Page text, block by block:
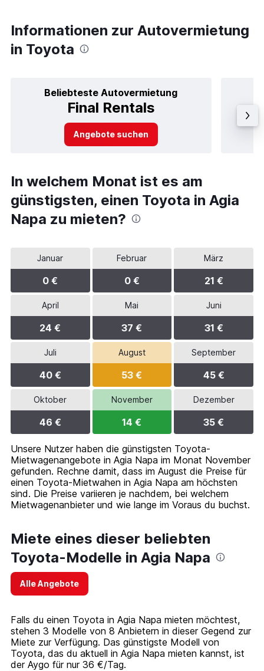
Informationen zur Autovermietung
in Toyota
Beliebteste Autovermietung
Final Rentals
Angebote suchen
In welchem Monat ist es am
günstigsten, einen Toyota in Agia
Napa zu mieten?
Januar
0 €
Februar
0 €
März
21 €
April
24 €
Mai
37 €
Juni
31 €
Juli
40 €
August
53 €
September
45 €
Oktober
46 €
November
14 €
Dezember
35 €
Unsere Nutzer haben die günstigsten Toyota-
Mietwagenangebote in Agia Napa im Monat November
gefunden. Rechne damit, dass im August die Preise für
einen Toyota-Mietwahen in Agia Napa am höchsten
sind. Die Preise variieren je nachdem, bei welchem
Mietwagenanbieter und wie lange im Voraus du buchst.
Miete eines dieser beliebten
Toyota-Modelle in Agia Napa
Alle Angebote
Falls du einen Toyota in Agia Napa mieten möchtest,
stehen 3 Modelle von 8 Anbietern in dieser Gegend zur
Miete zur Verfügung. Das günstigste Modell von
Toyota, das du aktuell in Agia Napa mieten kannst, ist
der Aygo für nur 36 €/Tag.